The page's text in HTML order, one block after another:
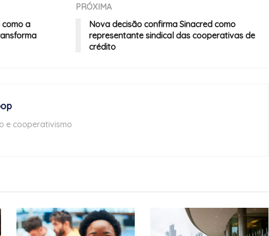
como a
PRÓXIMA
Nova decisão confirma Sinacred como
representante sindical das cooperativas de
crédito
e cooperativismo